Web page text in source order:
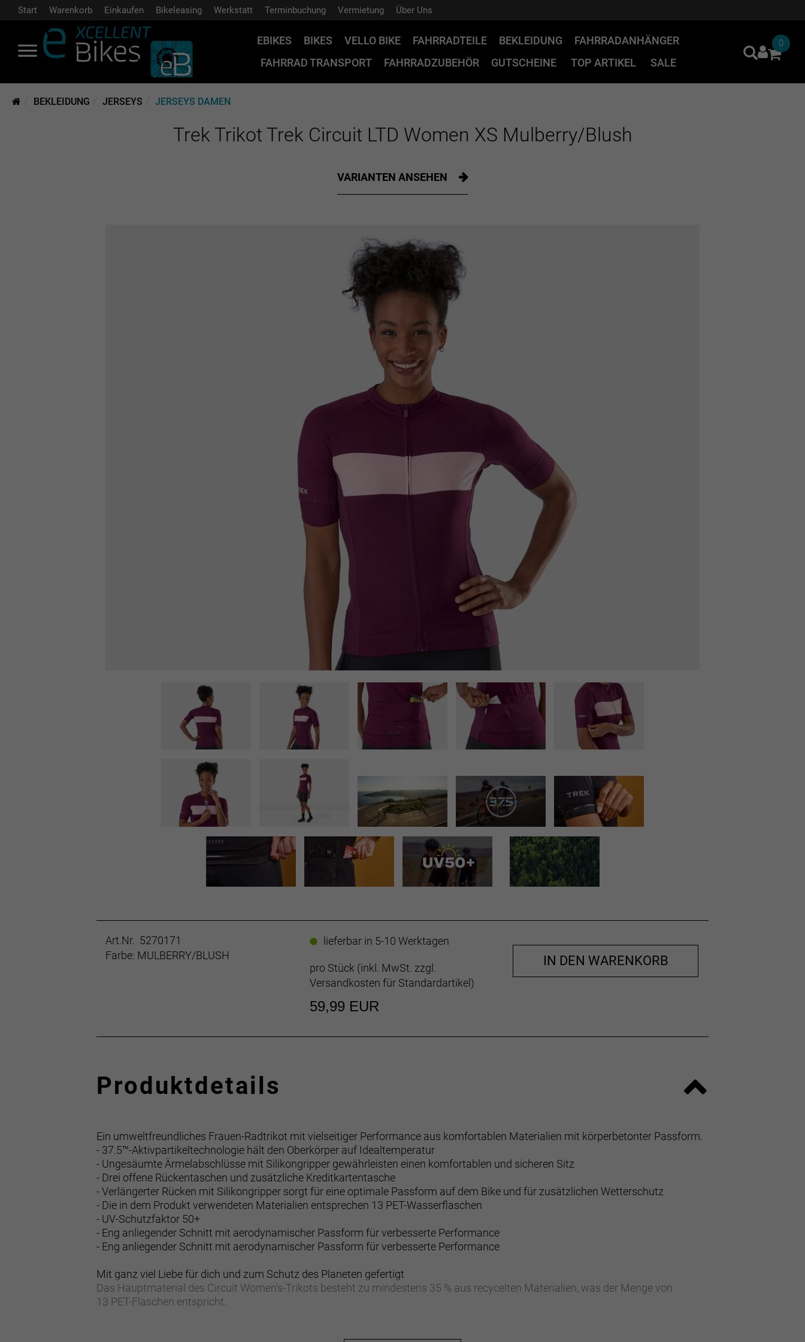
Start Warenkorb Einkaufen Bikeleasing Werkstatt Terminbuchung Vermietung Über Uns
EBIKES BIKES VELLO BIKE FAHRRADTEILE BEKLEIDUNG
FAHRRADANHÄNGER
FAHRRAD TRANSPORT
FAHRRADZUBEHÖR GUTSCHEINE TOP ARTIKEL SALE
0
BEKLEIDUNG JERSEYS JERSEYS DAMEN
Trek Trikot Trek Circuit LTD Women XS Mulberry/Blush
VARIANTEN ANSEHEN
Art.Nr. 5270171
Farbe: MULBERRY/BLUSH
lieferbar in 5-10 Werktagen
pro Stück (inkl. MwSt. zzgl.
Versandkosten für Standardartikel)
59,99 EUR
IN DEN WARENKORB
Produktdetails
Ein umweltfreundliches Frauen-Radtrikot mit vielseitiger Performance aus komfortablen Materialien mit körperbetonter Passform.
- 37.5™-Aktivpartikeltechnologie hält den Oberkörper auf Idealtemperatur
- Ungesäumte Ärmelabschlüsse mit Silikongripper gewährleisten einen komfortablen und sicheren Sitz
- Drei offene Rückentaschen und zusätzliche Kreditkartentasche
- Verlängerter Rücken mit Silikongripper sorgt für eine optimale Passform auf dem Bike und für zusätzlichen Wetterschutz
- Die in dem Produkt verwendeten Materialien entsprechen 13 PET-Wasserflaschen
- UV-Schutzfaktor 50+
- Eng anliegender Schnitt mit aerodynamischer Passform für verbesserte Performance
- Eng anliegender Schnitt mit aerodynamischer Passform für verbesserte Performance
Mit ganz viel Liebe für dich und zum Schutz des Planeten gefertigt
Das Hauptmaterial des Circuit Women's-Trikots besteht zu mindestens 35 % aus recycelten Materialien, was der Menge von
13 PET-Flaschen entspricht.